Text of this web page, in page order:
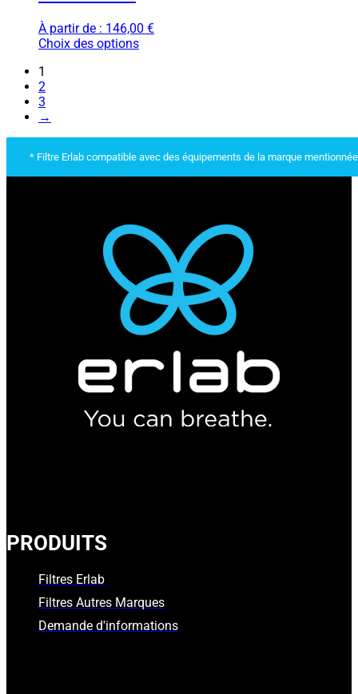
À partir de : 146,00 €
Choix des options
1
2
3
→
* Filtre Erlab compatible avec des équipements de la marque
PRODUITS
Filtres Erlab
Filtres Autres Marques
Demande d'informations